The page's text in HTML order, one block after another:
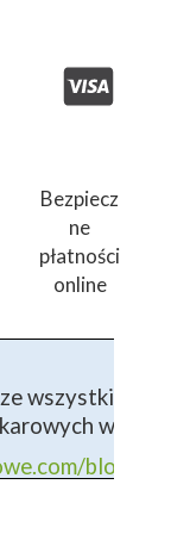
Bezpiecz
ne
płatności
online
wszystkimi
wejdź na